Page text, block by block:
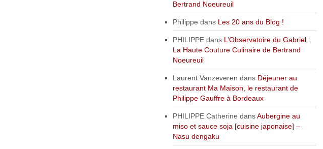
Bertrand Noeureuil
Philippe dans Les 20 ans du Blog !
PHILIPPEdans L’Observatoire du Gabriel :
La Haute Couture Culinaire de Bertrand
Noeureuil
Laurent Vanzeveren dans Déjeuner au
restaurant Ma Maison, le restaurant de
Philippe Gauffre à Bordeaux
PHILIPPE Catherine dansAubergine au
miso et sauce soja [cuisine japonaise] –
Nasu dengaku